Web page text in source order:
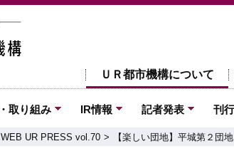
ＵＲ都市機構について
取り組み IR情報 記者発表 刊
WEB UR PRESS vol.70 【楽しい団地】平城第２団